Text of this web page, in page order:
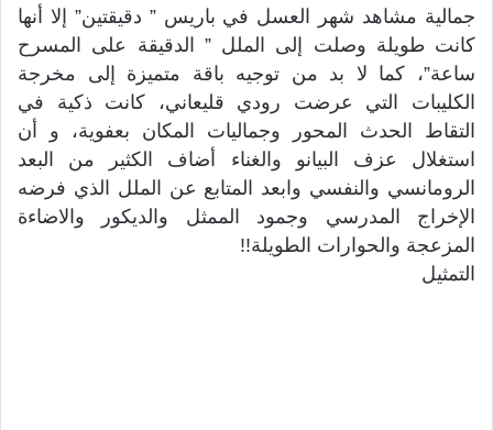
جمالية مشاهد شهر العسل في باريس ” دقيقتين” إلا أنها
كانت طويلة وصلت إلى الملل ” الدقيقة على المسرح
ساعة”، كما لا بد من توجيه باقة متميزة إلى مخرجة
الكليبات التي عرضت رودي قليعاني، كانت ذكية في
التقاط الحدث المحور وجماليات المكان بعفوية، و أن
استغلال عزف البيانو والغناء أضاف الكثير من البعد
الرومانسي والنفسي وابعد المتابع عن الملل الذي فرضه
الإخراج المدرسي وجمود الممثل والديكور والاضاءة
المزعجة والحوارات الطويلة!!
التمثيل